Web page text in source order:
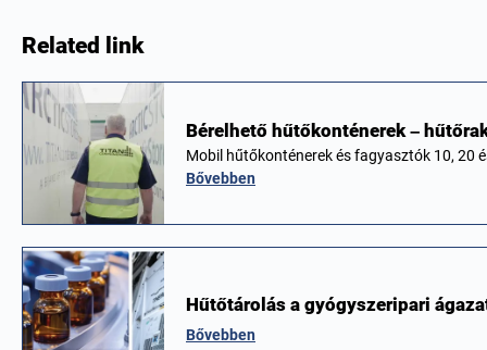
Related link
Bérelhető hűtőkonténerek –
Mobil hűtőkonténerek és fagyasztók 10, 20
Bővebben
Hűtőtárolás a gyógyszeripari
Bővebben